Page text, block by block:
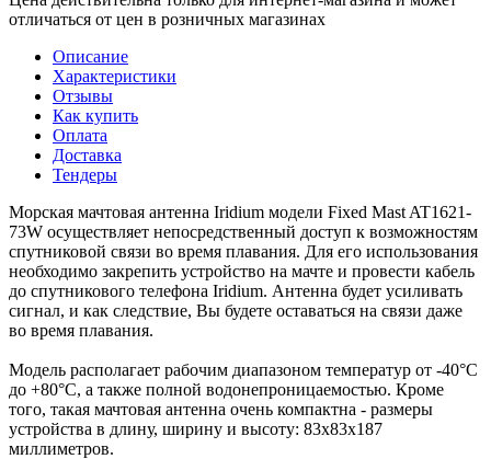
отличаться от цен в розничных магазинах
Описание
Характеристики
Отзывы
Как купить
Оплата
Доставка
Тендеры
Морская мачтовая антенна Iridium модели Fixed Mast AT1621-
73W осуществляет непосредственный доступ к возможностям
спутниковой связи во время плавания. Для его использования
необходимо закрепить устройство на мачте и провести кабель
до спутникового телефона Iridium. Антенна будет усиливать
сигнал, и как следствие, Вы будете оставаться на связи даже
во время плавания.
Модель располагает рабочим диапазоном температур от -40°С
до +80°С, а также полной водонепроницаемостью. Кроме
того, такая мачтовая антенна очень компактна - размеры
устройства в длину, ширину и высоту: 83х83х187
миллиметров.